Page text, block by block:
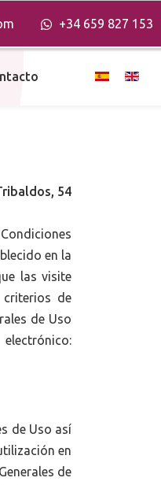
+34 659 827 153
Seleccione
54
en la
las visite
criterios de
de Uso
de Uso así
en
de